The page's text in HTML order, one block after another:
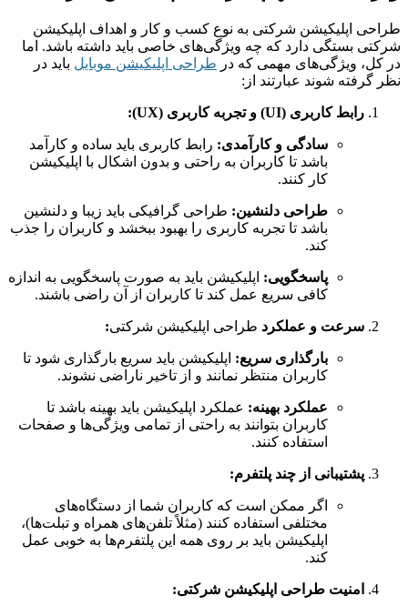
طراحی اپلیکیشن‌ شرکتی به نوع کسب و کار و اهداف اپلیکیشن
شرکتی بستگی دارد که چه ویژگی‌های خاصی باید داشته باشد. اما
در کل، ویژگی‌های مهمی که در طراحی اپلیکیشن موبایل باید در
نظر گرفته شوند عبارتند از:
رابط کاربری (UI) و تجربه کاربری (UX):
سادگی و کارآمدی: رابط کاربری باید ساده و کارآمد
باشد تا کاربران به راحتی و بدون اشکال با اپلیکیشن
کار کنند.
طراحی دلنشین: طراحی گرافیکی باید زیبا و دلنشین
باشد تا تجربه کاربری را بهبود ببخشد و کاربران را جذب
کند.
پاسخگویی: اپلیکیشن باید به صورت پاسخگویی به اندازه
کافی سریع عمل کند تا کاربران از آن راضی باشند.
سرعت و عملکرد طراحی اپلیکیشن‌ شرکتی:
بارگذاری سریع: اپلیکیشن باید سریع بارگذاری شود تا
کاربران منتظر نمانند و از تاخیر ناراضی نشوند.
عملکرد بهینه: عملکرد اپلیکیشن باید بهینه باشد تا
کاربران بتوانند به راحتی از تمامی ویژگی‌ها و صفحات
استفاده کنند.
پشتیبانی از چند پلتفرم:
اگر ممکن است که کاربران شما از دستگاه‌های
مختلفی استفاده کنند (مثلاً تلفن‌های همراه و تبلت‌ها)،
اپلیکیشن باید بر روی همه این پلتفرم‌ها به خوبی عمل
کند.
امنیت طراحی اپلیکیشن‌ شرکتی: